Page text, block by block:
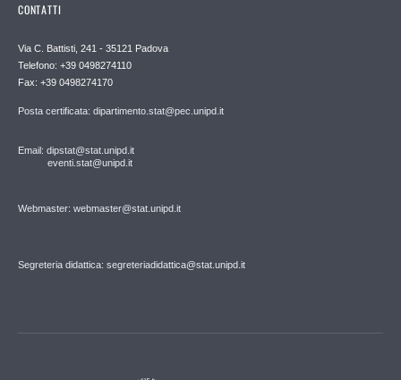
CONTATTI
Via C. Battisti, 241 - 35121 Padova
Telefono: +39 0498274110
Fax: +39 0498274170
Posta certificata: dipartimento.stat@pec.unipd.it
Email: dipstat@stat.unipd.it
eventi.stat@unipd.it
Webmaster: webmaster@stat.unipd.it
Segreteria didattica: segreteriadidattica@stat.unipd.it